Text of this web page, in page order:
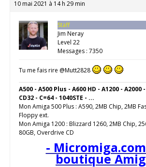
10 mai 2021 à 14 h 29 min
Staff
Jim Neray
Level 22
Messages : 7350
Tu me fais rire @Mutt2828
A500 - A500 Plus - A600 HD - A1200 - A2000
CD32 - C=64 - 1040STE - ...
Mon Amiga 500 Plus : A590, 2MB Chip, 2MB
Floppy ext.
Mon Amiga 1200 : Blizzard 1260, 2MB Chip,
80GB, Overdrive CD
-
boutique